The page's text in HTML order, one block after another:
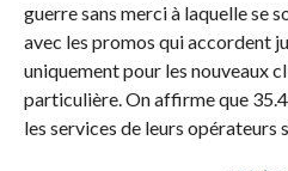
guerre sans merci à laquelle se
avec les promos qui accordent
uniquement pour les nouveaux
particulière. On affirme que
les services de leurs opérateurs